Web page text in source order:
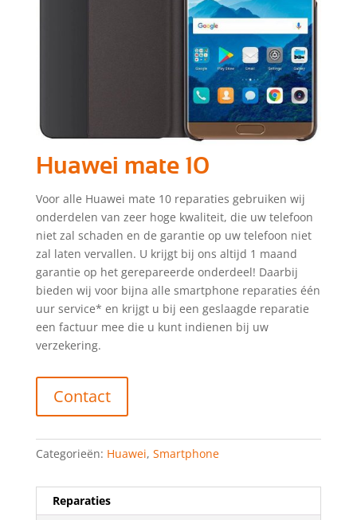
Huawei mate 10
Voor alle Huawei mate 10 reparaties gebruiken wij
onderdelen van zeer hoge kwaliteit, die uw telefoon
niet zal schaden en de garantie op uw telefoon niet
zal laten vervallen. U krijgt bij ons altijd 1 maand
garantie op het gerepareerde onderdeel! Daarbij
bieden wij voor bijna alle smartphone reparaties één
uur service* en krijgt u bij een geslaagde reparatie
een factuur mee die u kunt indienen bij uw
verzekering.
Contact
Categorieën: Huawei, Smartphone
Reparaties